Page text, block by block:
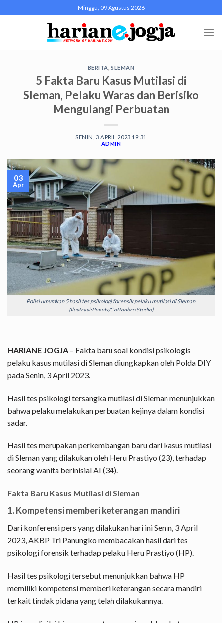
to
Minggu, 09 Agustus 2026
BERITA ,SLEMAN
5 Fakta Baru Kasus Mutilasi di
Sleman, Pelaku Waras dan Berisiko
Mengulangi Perbuatan
SENIN, 3 APRIL 2023 19:31
ADMIN
Polisi umumkan 5 hasil tes psikologi forensik pelaku mutilasi di Sleman.
(Ilustrasi:Pexels/Cottonbro Studio)
03
Apr
HARIANE JOGJA – Fakta baru soal kondisi psikologis
pelaku kasus mutilasi di Sleman diungkapkan oleh Polda DIY
pada Senin, 3 April 2023.
Hasil tes psikologi tersangka mutilasi di Sleman menunjukkan
bahwa pelaku melakukan perbuatan kejinya dalam kondisi
sadar.
Hasil tes merupakan perkembangan baru dari kasus mutilasi
di Sleman yang dilakukan oleh Heru Prastiyo (23), terhadap
seorang wanita berinisial AI (34).
Fakta Baru Kasus Mutilasi di Sleman
1. Kompetensi memberi keterangan mandiri
Dari konferensi pers yang dilakukan hari ini Senin, 3 April
2023, AKBP Tri Panungko membacakan hasil dari tes
psikologi forensik terhadap pelaku Heru Prastiyo (HP).
Hasil tes psikologi tersebut menunjukkan bahwa HP
memiliki kompetensi memberi keterangan secara mandiri
terkait tindak pidana yang telah dilakukannya.